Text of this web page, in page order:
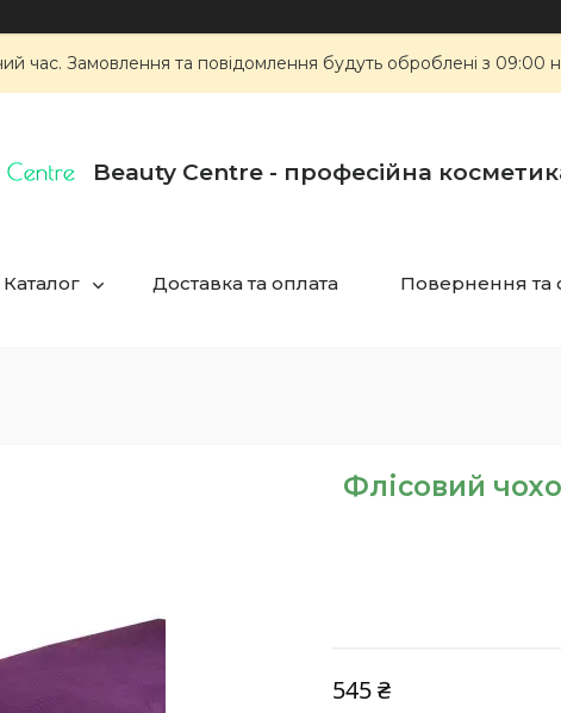
час. Замовлення та повідомлення будуть оброблені з 09:00
Beauty Centre - професійна
Каталог Доставка та оплата Повернення та
Флісовий
545 ₴